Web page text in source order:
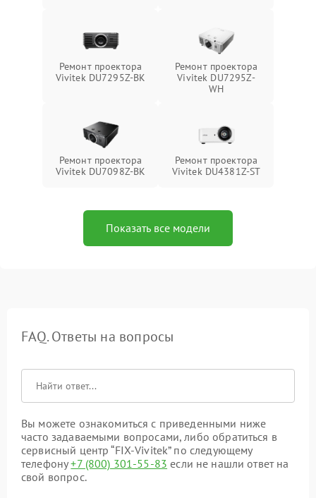
Ремонт проектора
Vivitek DU7295Z-BK
Ремонт проектора
Vivitek DU7295Z-
WH
Ремонт проектора
Vivitek DU7098Z-BK
Ремонт проектора
Vivitek DU4381Z-ST
Показать все модели
FAQ. Ответы на вопросы
Вы можете ознакомиться с приведенными ниже
часто задаваемыми вопросами, либо обратиться в
сервисный центр “FIX-Vivitek” по следующему
телефону+7 (800) 301-55-83 если не нашли ответ на
свой вопрос.